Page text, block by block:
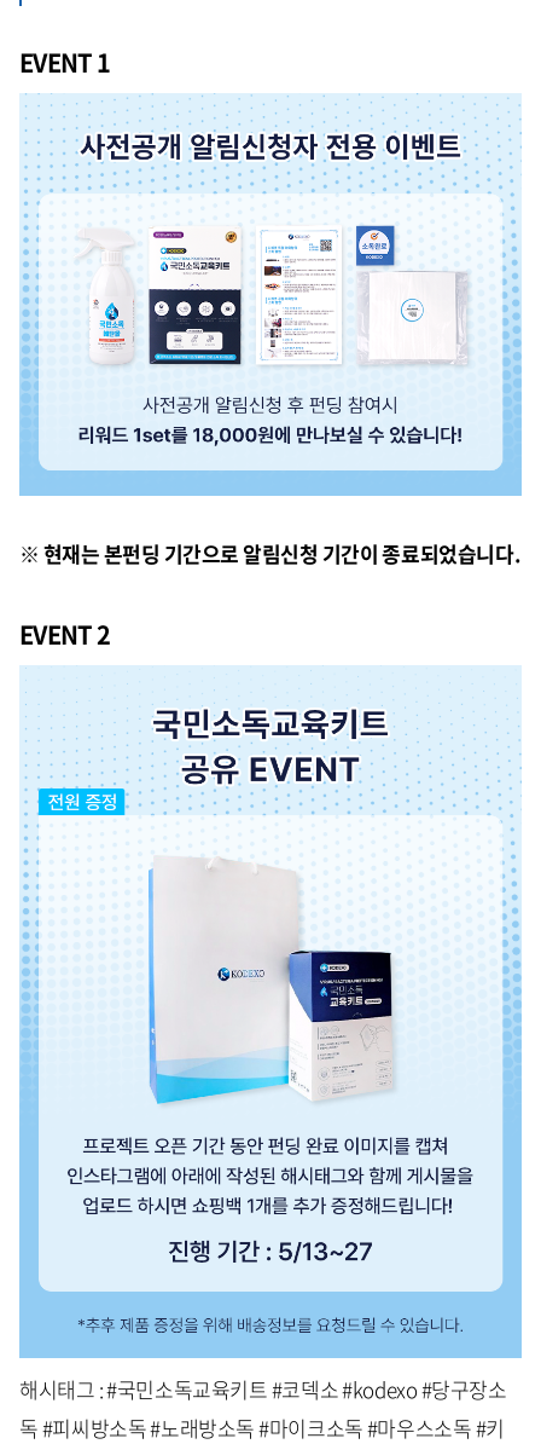
EVENT 1
※ 현재는 본펀딩 기간으로 알림신청 기간이 종료되었습니다.
EVENT 2
해시태그 : #국민소독교육키트 #코덱소 #kodexo #당구장소
독 #피씨방소독 #노래방소독 #마이크소독 #마우스소독 #키